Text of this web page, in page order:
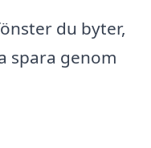
du byter,
spara genom